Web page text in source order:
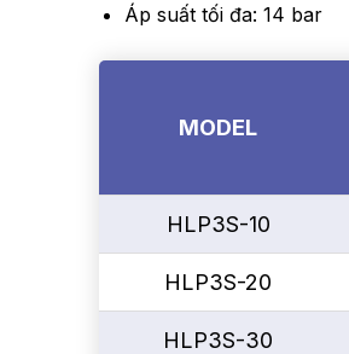
Áp suất tối đa: 14 bar
MODEL
HLP3S-10
HLP3S-20
HLP3S-30